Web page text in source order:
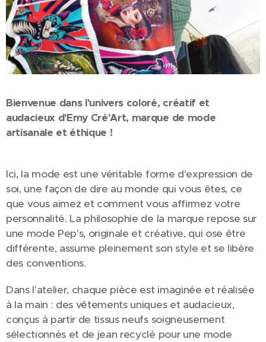
Bienvenue dans l'univers coloré, créatif et
audacieux d'Emy Cré'Art, marque de mode
artisanale et éthique !
Ici, la mode est une véritable forme d'expression de
soi, une façon de dire au monde qui vous êtes, ce
que vous aimez et comment vous affirmez votre
personnalité. La philosophie de la marque repose sur
une mode Pep's, originale et créative, qui ose être
différente, assume pleinement son style et se libère
des conventions.
Dans l'atelier, chaque pièce est imaginée et réalisée
à la main : des vêtements uniques et audacieux,
conçus à partir de tissus neufs soigneusement
sélectionnés et de jean recyclé pour une mode